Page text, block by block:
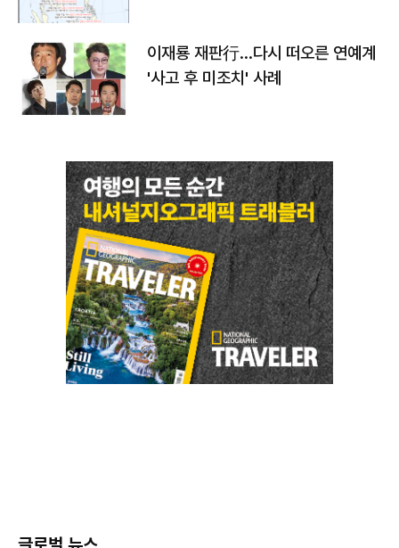
이재룡 재판行…다시 떠오른 연예계
'사고 후 미조치' 사례